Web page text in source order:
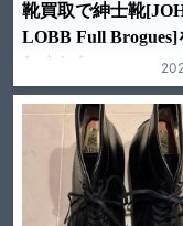
靴買取で紳士靴
LOBB Full Brogues]
しました。